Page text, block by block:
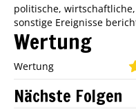
politische,
sonstige Ereignisse
Wertung
Wertung
Nächste Folgen